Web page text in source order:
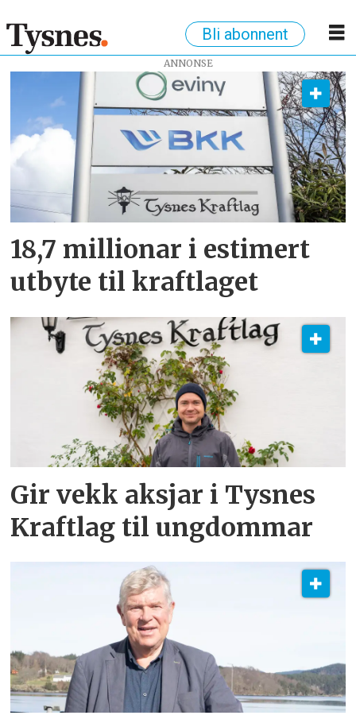
Bli abonnent
Tag:
tysnes
kraftlag
ANNONSE
18,7 millionar i estimert
utbyte til kraftlaget
Gir vekk aksjar i Tysnes
Kraftlag til ungdommar